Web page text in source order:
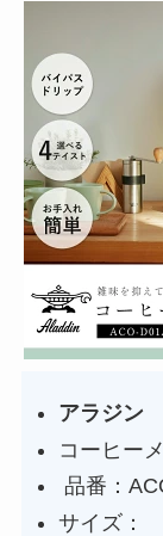
アラジン
コーヒー
品番：
サイズ：